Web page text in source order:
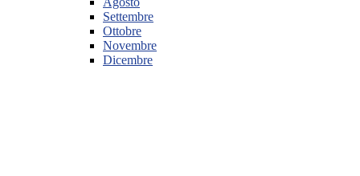
Settembre
Ottobre
Novembre
Dicembre